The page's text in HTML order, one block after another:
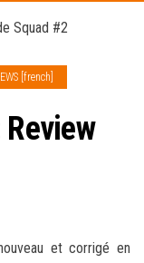
Squad #2
[french]
et corrigé en